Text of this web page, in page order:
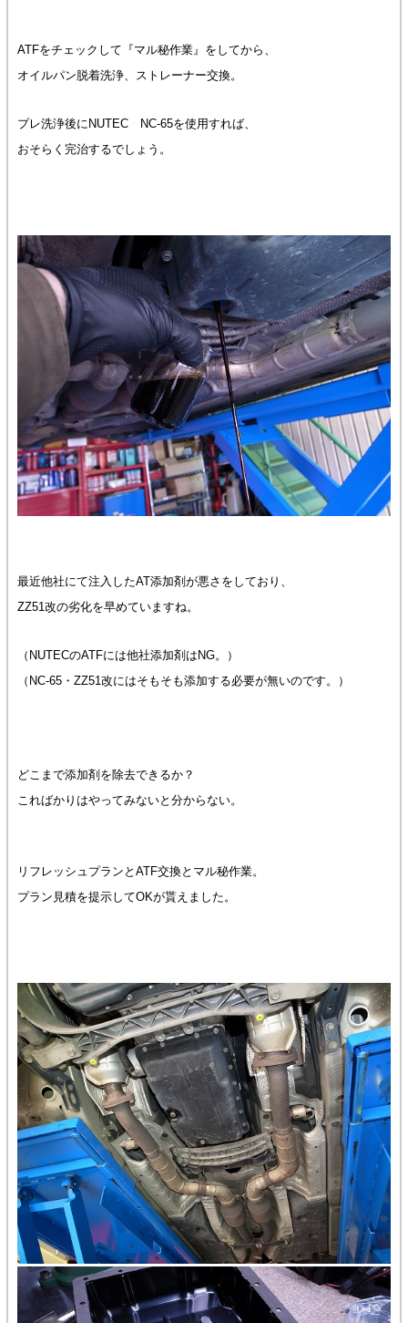
ATFをチェックして『マル秘作業』をしてから、
オイルパン脱着洗浄、ストレーナー交換。
プレ洗浄後にNUTEC NC-65を使用すれば、
おそらく完治するでしょう。
最近他社にて注入したAT添加剤が悪さをしており、
ZZ51改の劣化を早めていますね。
（NUTECのATFには他社添加剤はNG。）
（NC-65・ZZ51改にはそもそも添加する必要が無いのです。）
どこまで添加剤を除去できるか？
こればかりはやってみないと分からない。
リフレッシュプランとATF交換とマル秘作業。
プラン見積を提示してOKが貰えました。